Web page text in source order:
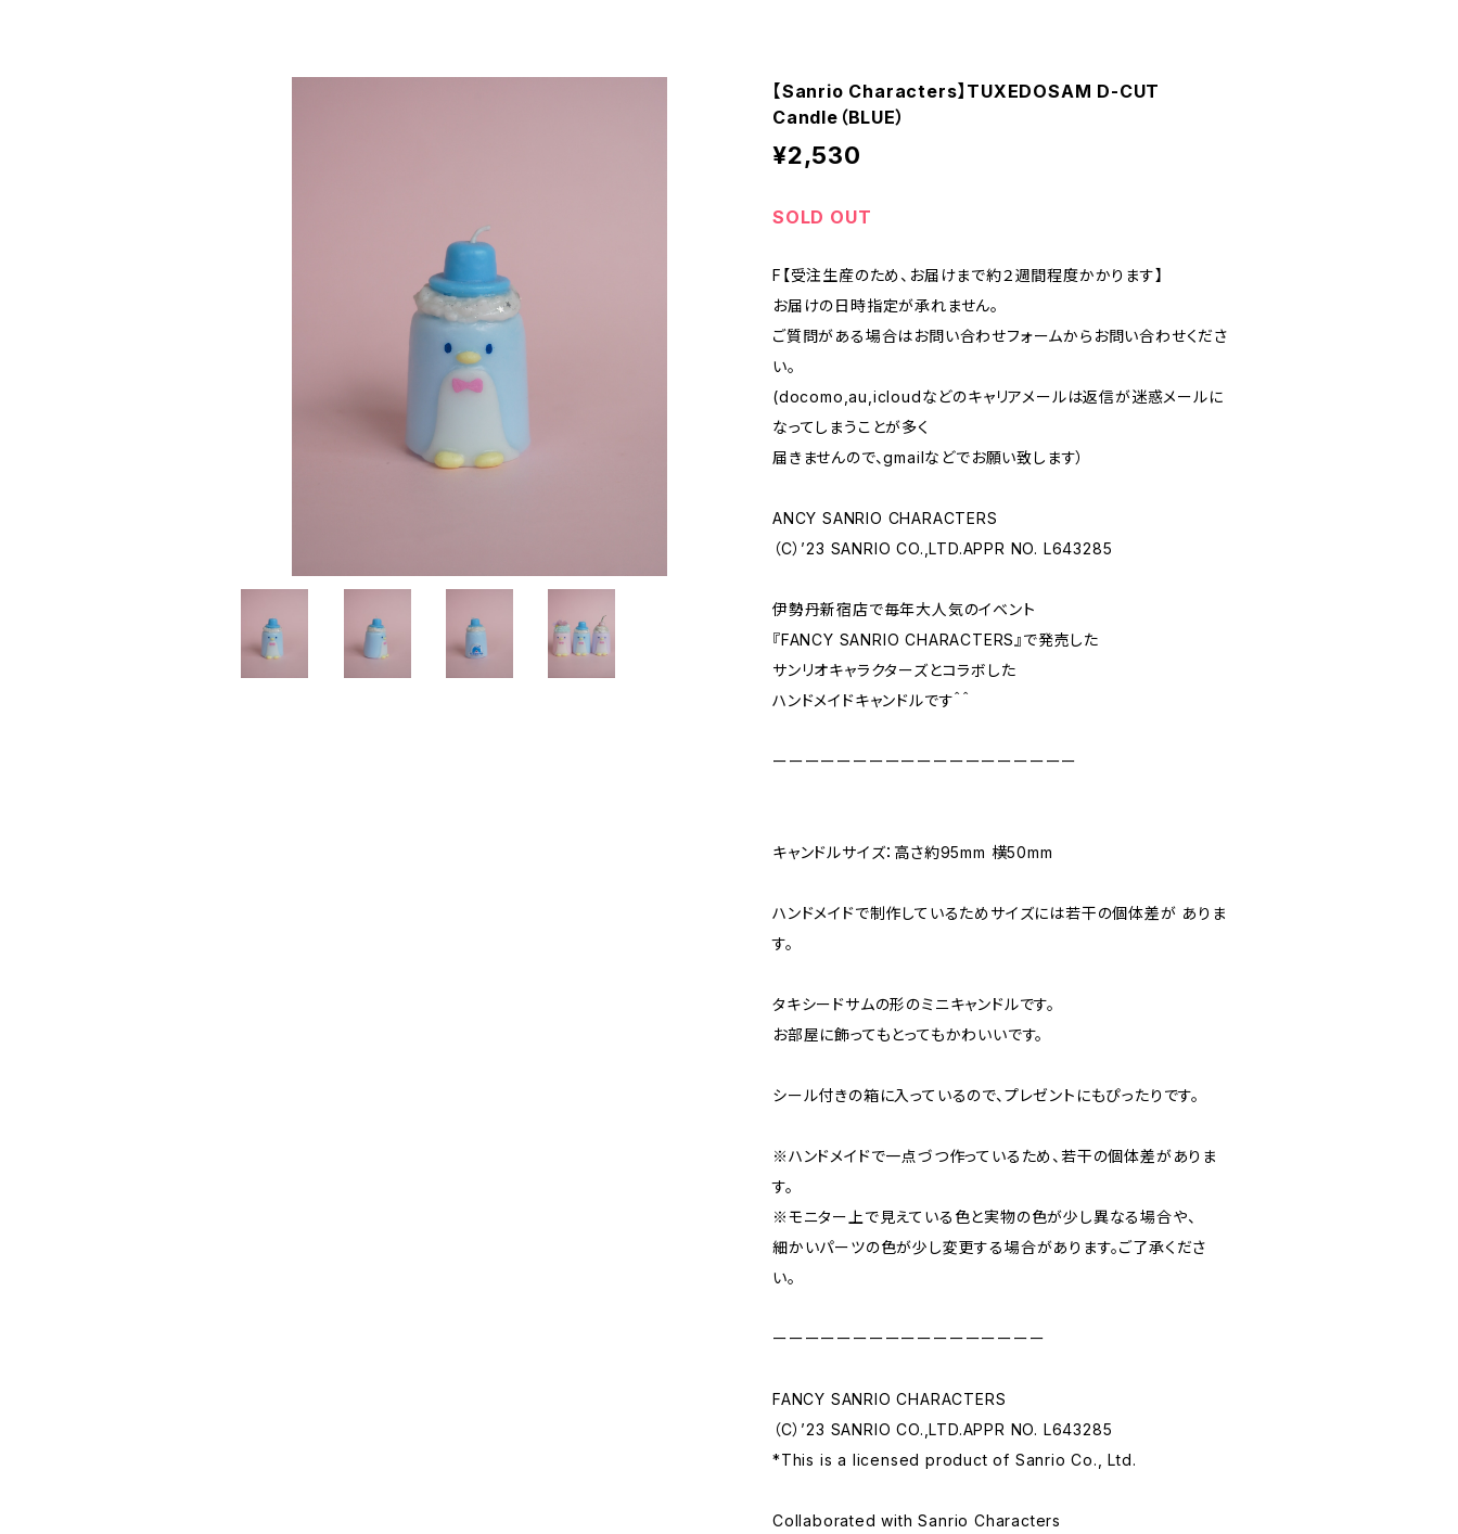
【Sanrio Characters】TUXEDOSAM D-CUT
Candle（BLUE）
¥2,530
SOLD OUT
F【受注生産のため、お届けまで約２週間程度かかります】
お届けの日時指定が承れません。
ご質問がある場合はお問い合わせフォームからお問い合わせくださ
い。
(docomo,au,icloudなどのキャリアメールは返信が迷惑メールに
なってしまうことが多く
届きませんので、gmailなどでお願い致します）
ANCY SANRIO CHARACTERS
（C）’23 SANRIO CO.,LTD.APPR NO. L643285
伊勢丹新宿店で毎年大人気のイベント
『FANCY SANRIO CHARACTERS』で発売した
サンリオキャラクターズとコラボした
ハンドメイドキャンドルです＾＾
ーーーーーーーーーーーーーーーーーーー
キャンドルサイズ：高さ約95mm 横50mm
ハンドメイドで制作しているためサイズには若干の個体差が ありま
す。
タキシードサムの形のミニキャンドルです。
お部屋に飾ってもとってもかわいいです。
シール付きの箱に入っているので、プレゼントにもぴったりです。
※ハンドメイドで一点づつ作っているため、若干の個体差がありま
す。
※モニター上で見えている色と実物の色が少し異なる場合や、
細かいパーツの色が少し変更する場合があります。ご了承くださ
い。
ーーーーーーーーーーーーーーーーー
FANCY SANRIO CHARACTERS
（C）’23 SANRIO CO.,LTD.APPR NO. L643285
*This is a licensed product of Sanrio Co., Ltd.
Collaborated with Sanrio Characters